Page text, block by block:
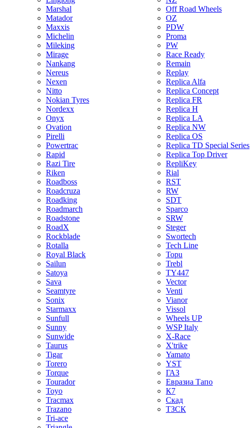
Marshal
Matador
Maxxis
Michelin
Mileking
Mirage
Nankang
Nereus
Nexen
Nitto
Nokian Tyres
Nordexx
Onyx
Ovation
Pirelli
Powertrac
Rapid
Razi Tire
Riken
Roadboss
Roadcruza
Roadking
Roadmarch
Roadstone
RoadX
Rockblade
Rotalla
Royal Black
Sailun
Satoya
Sava
Seamtyre
Sonix
Starmaxx
Sunfull
Sunny
Sunwide
Taurus
Tigar
Torero
Torque
Tourador
Toyo
Tracmax
Trazano
Tri-ace
Off Road Wheels
OZ
PDW
Proma
PW
Race Ready
Remain
Replay
Replica Alfa
Replica Concept
Replica FR
Replica H
Replica LA
Replica NW
Replica OS
Replica TD Special Series
Replica Top Driver
RepliKey
Rial
RST
RW
SDT
Sparco
SRW
Steger
Swortech
Tech Line
Topu
Trebl
TY447
Vector
Venti
Vianor
Vissol
Wheels UP
WSP Italy
X-Race
X'trike
Yamato
YST
ГАЗ
Евразиа Тапо
К7
Скад
ТЗСК